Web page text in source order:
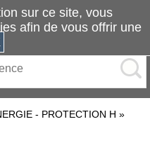
- PROTECTION H »
sur ce site, vous
afin de vous offrir une